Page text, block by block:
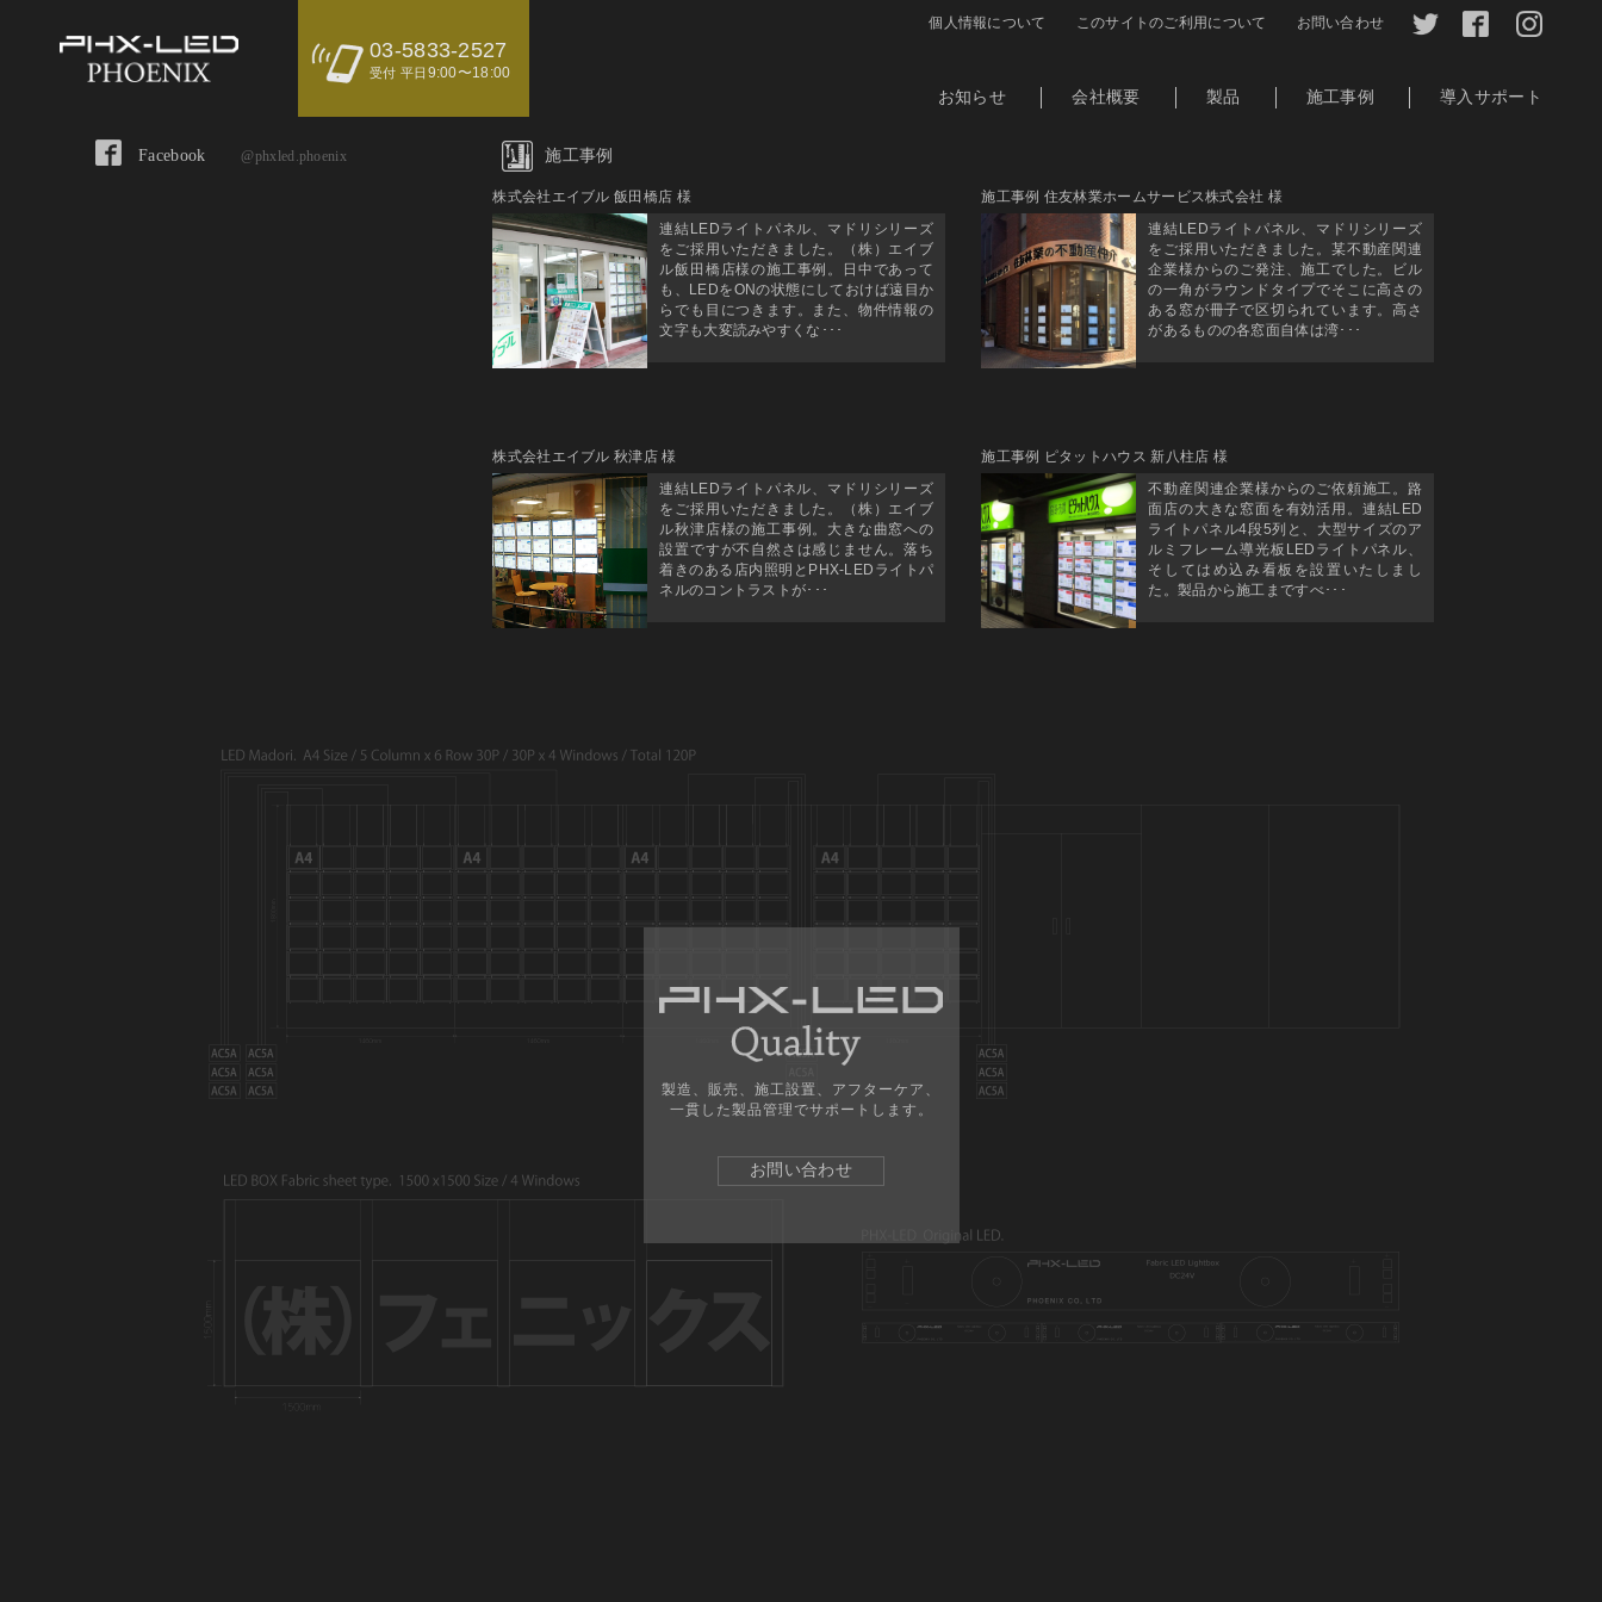
03-5833-2527
受付 平日 9:00〜18:00
個人情報について このサイトのご利用について お問い合わせ
お知らせ 会社概要 製品 施工事例 導入サポート
Facebook @phxled.phoenix 施工事例
株式会社エイブル 飯田橋店 様
連結LEDライトパネル、マドリシリーズ
をご採用いただきました。（株）エイブ
ル飯田橋店様の施工事例。日中であって
も、LEDをONの状態にしておけば遠目か
らでも目につきます。また、物件情報の
文字も大変読みやすくな･･･
施工事例 住友林業ホームサービス株式会社 様
連結LEDライトパネル、マドリシリーズ
をご採用いただきました。某不動産関連
企業様からのご発注、施工でした。ビル
の一角がラウンドタイプでそこに高さの
ある窓が冊子で区切られています。高さ
があるものの各窓面自体は湾･･･
株式会社エイブル 秋津店 様
連結LEDライトパネル、マドリシリーズ
をご採用いただきました。（株）エイブ
ル秋津店様の施工事例。大きな曲窓への
設置ですが不自然さは感じません。落ち
着きのある店内照明とPHX-LEDライトパ
ネルのコントラストが･･･
施工事例 ピタットハウス 新八柱店 様
不動産関連企業様からのご依頼施工。路
面店の大きな窓面を有効活用。連結LED
ライトパネル4段5列と、大型サイズのア
ルミフレーム導光板LEDライトパネル、
そしてはめ込み看板を設置いたしまし
た。製品から施工まですべ･･･
製造、販売、施工設置、アフターケア、
一貫した製品管理でサポートします。
お問い合わせ